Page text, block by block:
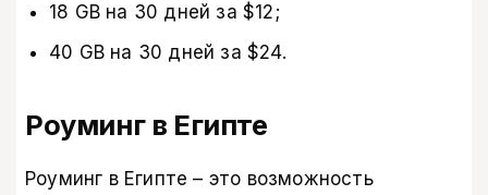
18 GB на 30 дней за $12;
40 GB на 30 дней за $24.
Роуминг в Египте
Роуминг в Египте – это возможность